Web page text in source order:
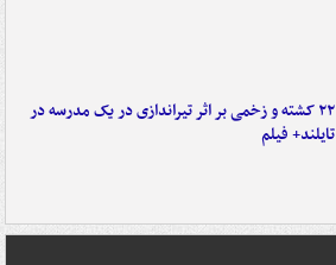
۲۲ کشته و زخمی بر اثر تیراندازی در یک مدرسه در
تایلند+ فیلم